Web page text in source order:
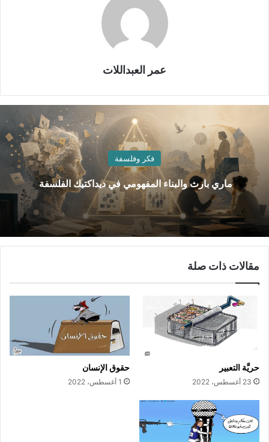
عمر العبداللات
فكر وفلسفة
ماري بارث والبناء المفهومي في ديداكتيك الفلسفة
مقالات ذات صلة
حريَّة التعبير
23 أغسطس، 2022
حقوق الإنسان
1 أغسطس، 2022